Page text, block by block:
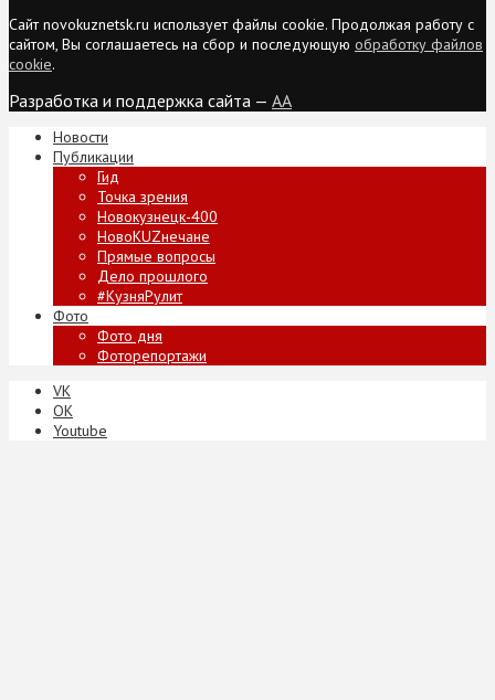
Сайт novokuznetsk.ru использует файлы cookie. Продолжая работу с
сайтом, Вы соглашаетесь на сбор и последующую обработку файлов
cookie.
Разработка и поддержка сайта — AA
Новости
Публикации
Гид
Точка зрения
Новокузнецк-400
НовоKUZнечане
Прямые вопросы
Дело прошлого
#КузняРулит
Фото
Фото дня
Фоторепортажи
VK
ОК
Youtube